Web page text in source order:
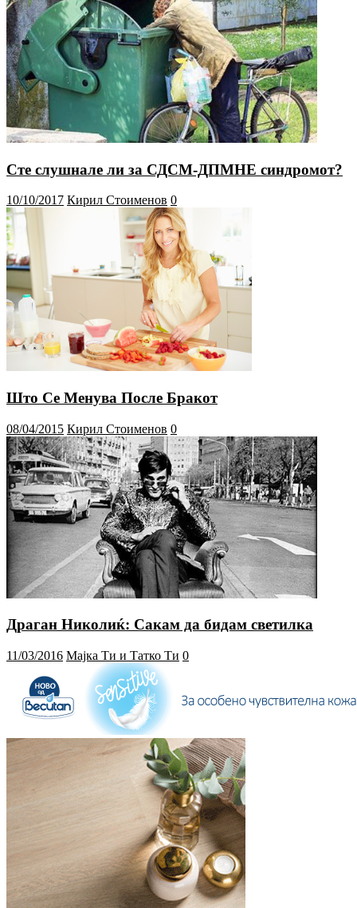
Сте слушнале ли за СДСМ-ДПМНЕ синдромот?
10/10/2017 Кирил Стоименов 0
Што Се Менува После Бракот
08/04/2015 Кирил Стоименов 0
Драган Николиќ: Сакам да бидам светилка
11/03/2016 Мајка Ти и Татко Ти 0